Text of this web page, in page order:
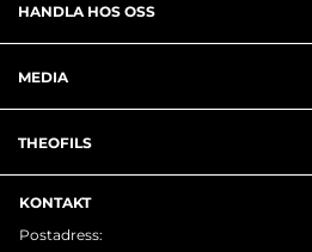
HANDLA HOS OSS
MEDIA
THEOFILS
KONTAKT
Postadress: